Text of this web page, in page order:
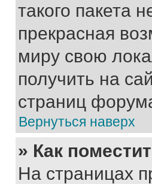
такого пакета
прекрасная
миру свою
получить на
страниц
Вернуться наверх
» Как
На страницах